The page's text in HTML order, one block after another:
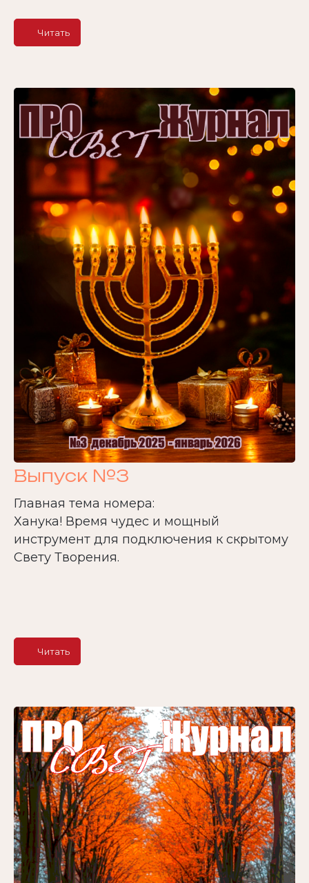
Читать
Выпуск №3
Главная тема номера:
Ханука! Время чудес и мощный
инструмент для подключения к скрытому
Свету Творения.
Читать